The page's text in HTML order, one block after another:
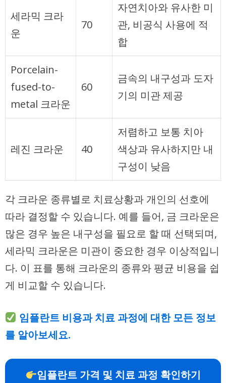
세라믹 크라
운
70
자연치아와 유사한 미
관, 비공식 사용에 적
합
Porcelain-
fused-to-
metal 크라운
60
금속의 내구성과 도자
기의 미관 제공
레진 크라운 40
저렴하고 보통 치아
색상과 유사하지만 내
구성이 낮음
각 크라운 종류별로 치료상황과 개인의 선호에
따라 결정할 수 있습니다. 예를 들어, 금 크라운은
많은 경우 높은 내구성을 필요로 할 때 선택되며,
세라믹 크라운은 미관이 중요한 경우 이상적입니
다. 이 표를 통해 크라운의 종류와 평균 비용을 쉽
게 비교할 수 있습니다.
임플란트 비용과 치료 과정에 대한 모든 정보
를 알아보세요.
임플란트 가격 및 치료 과정 확인하기